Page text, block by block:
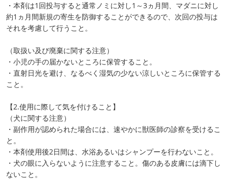
・本剤は1回投与すると通常ノミに対し1～3ヵ月間、マダニに対し
約1ヵ月間新規の寄生を防御することができるので、次回の投与は
それを考慮して行うこと。
（取扱い及び廃棄に関する注意）
・小児の手の届かないところに保管すること。
・直射日光を避け、なるべく湿気の少ない涼しいところに保管する
こと。
【2.使用に際して気を付けること】
（犬に関する注意）
・副作用が認められた場合には、速やかに獣医師の診察を受けるこ
と。
・本剤使用後2日間は、水浴あるいはシャンプーを行わないこと。
・犬の眼に入らないように注意すること。傷のある皮膚には滴下し
ないこと。